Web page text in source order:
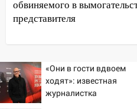
велосипеда
07:18 В Ульяновск
тридцатиградусная
06:00
Четыре года
юристы помогли
за плесень на стенах
обвиняемого в
представителя
«Они в гости вдвоем
ходят»: известная
журналистка